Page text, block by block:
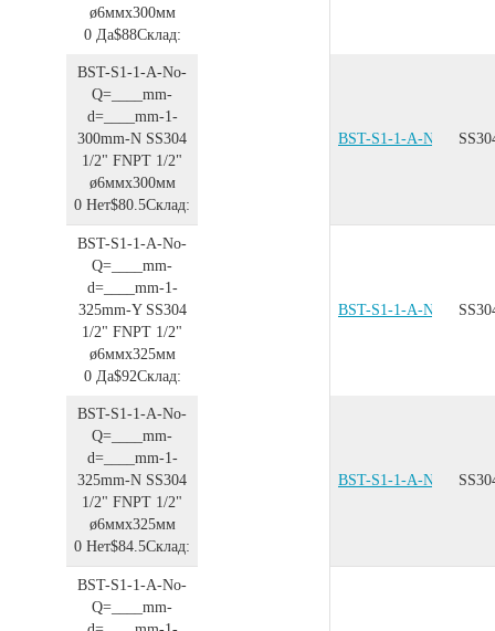
ø6ммx300мм
0Да$88Склад:
BST-S1-1-A-No-
Q=____mm-
d=____mm-1-
300mm-N SS304
1/2" FNPT 1/2"
ø6ммx300мм
0 Нет$80.5Склад:
BST-S1-1-A-No-
BST-S1-1-A-No-
Q=____mm-
d=____mm-1-
325mm-YSS304
1/2" FNPT 1/2"
ø6ммx325мм
0Да$92Склад:
BST-S1-1-A-No-
BST-S1-1-A-No-
Q=____mm-
d=____mm-1-
325mm-N SS304
1/2" FNPT 1/2"
ø6ммx325мм
0 Нет$84.5Склад:
BST-S1-1-A-No-
BST-S1-1-A-No-
Q=____mm-